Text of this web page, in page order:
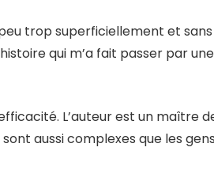
trop superficiellement et
histoire qui m’a fait passer par
L’auteur est un maître
aussi complexes que les